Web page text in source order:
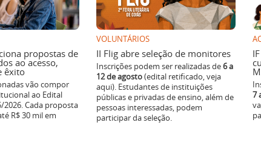
propostas de
ao acesso,
êxito
vão compor
ao Edital
2026. Cada proposta
R$ 30 mil em
VOLUNTÁRIOS
II Flig abre seleção de monitores
Inscrições podem ser realizadas de6 a
12 de agosto(edital retificado, veja
aqui). Estudantes de instituições
públicas e privadas de ensino, além de
pessoas interessadas, podem
participar da seleção.
7